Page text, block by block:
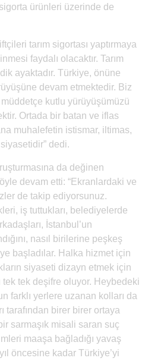
ürünleri üzerinde de
tarım sigortası yaptırmaya
faydalı olacaktır. Tarım
ayaktadır. Türkiye, önüne
devam etmektedir. Biz
kutlu yürüyüşümüzü
Ortada bir batan ve iflas
muhalefetin istismar, iltimas,
dedi.
da değinen
devam etti: “Ekranlardaki ve
de takip ediyorsunuz.
iş tuttukları, belediyelerde
İstanbul’un
nasıl birilerine peşkeş
başladılar. Halka hizmet için
siyaseti dizayn etmek için
tek tek deşifre oluyor. Heybedeki
farklı yerlere uzanan kolları da
tarafından birer birer ortaya
sarmaşık misali saran suç
maaşa bağladığı yavaş
öncesine kadar Türkiye’yi